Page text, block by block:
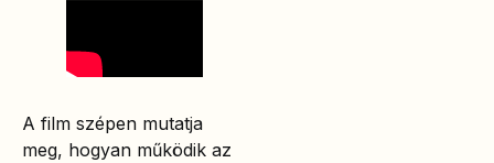
A film szépen mutatja
meg, hogyan működik az